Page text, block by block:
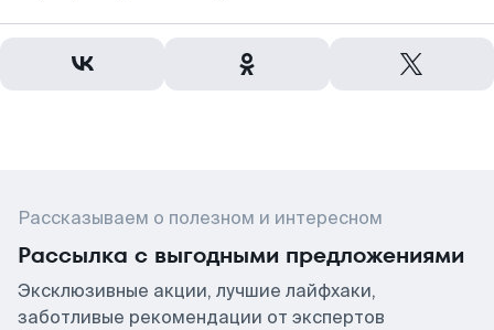
Рассказываем о полезном и интересном
Рассылка с выгодными предложениями
Эксклюзивные акции, лучшие лайфхаки,
заботливые рекомендации от экспертов